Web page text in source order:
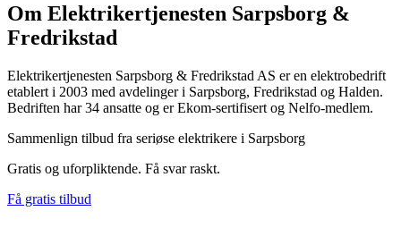
Om Elektrikertjenesten Sarpsborg &
Fredrikstad
Elektrikertjenesten Sarpsborg & Fredrikstad AS er en elektrobedrift
etablert i 2003 med avdelinger i Sarpsborg, Fredrikstad og Halden.
Bedriften har 34 ansatte og er Ekom-sertifisert og Nelfo-medlem.
Sammenlign tilbud fra seriøse elektrikere i Sarpsborg
Gratis og uforpliktende. Få svar raskt.
Få gratis tilbud